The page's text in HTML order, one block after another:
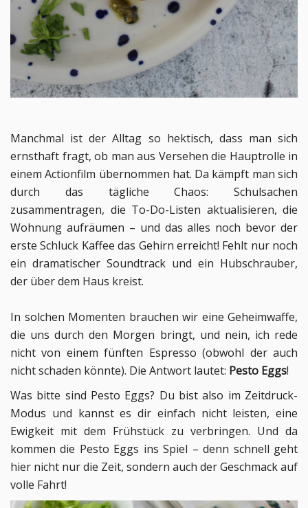
Manchmal ist der Alltag so hektisch, dass man sich
ernsthaft fragt, ob man aus Versehen die Hauptrolle in
einem Actionfilm übernommen hat. Da kämpft man sich
durch das tägliche Chaos: Schulsachen
zusammentragen, die To-Do-Listen aktualisieren, die
Wohnung aufräumen – und das alles noch bevor der
erste Schluck Kaffee das Gehirn erreicht! Fehlt nur noch
ein dramatischer Soundtrack und ein Hubschrauber,
der über dem Haus kreist.
In solchen Momenten brauchen wir eine Geheimwaffe,
die uns durch den Morgen bringt, und nein, ich rede
nicht von einem fünften Espresso (obwohl der auch
nicht schaden könnte). Die Antwort lautet: Pesto Eggs!
Was bitte sind Pesto Eggs? Du bist also im Zeitdruck-
Modus und kannst es dir einfach nicht leisten, eine
Ewigkeit mit dem Frühstück zu verbringen. Und da
kommen die Pesto Eggs ins Spiel – denn schnell geht
hier nicht nur die Zeit, sondern auch der Geschmack auf
volle Fahrt!